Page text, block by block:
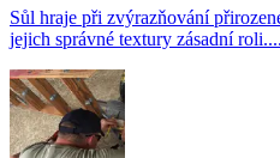
Sůl hraje při zvýrazňování
jejich správné textury zásadní roli....